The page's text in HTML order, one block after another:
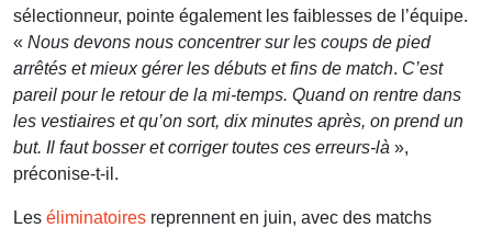
sélectionneur, pointe également les faiblesses de l’équipe.
« Nous devons nous concentrer sur les coups de pied
arrêtés et mieux gérer les débuts et fins de match. C’est
pareil pour le retour de la mi-temps. Quand on rentre dans
les vestiaires et qu’on sort, dix minutes après, on prend un
but. Il faut bosser et corriger toutes ces erreurs-là »,
préconise-t-il.
Les éliminatoires reprennent en juin, avec des matchs